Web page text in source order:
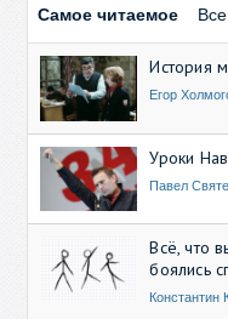
Самое читаемое
История
Егор
Уроки
Павел
Всё, что
боялись
Константин